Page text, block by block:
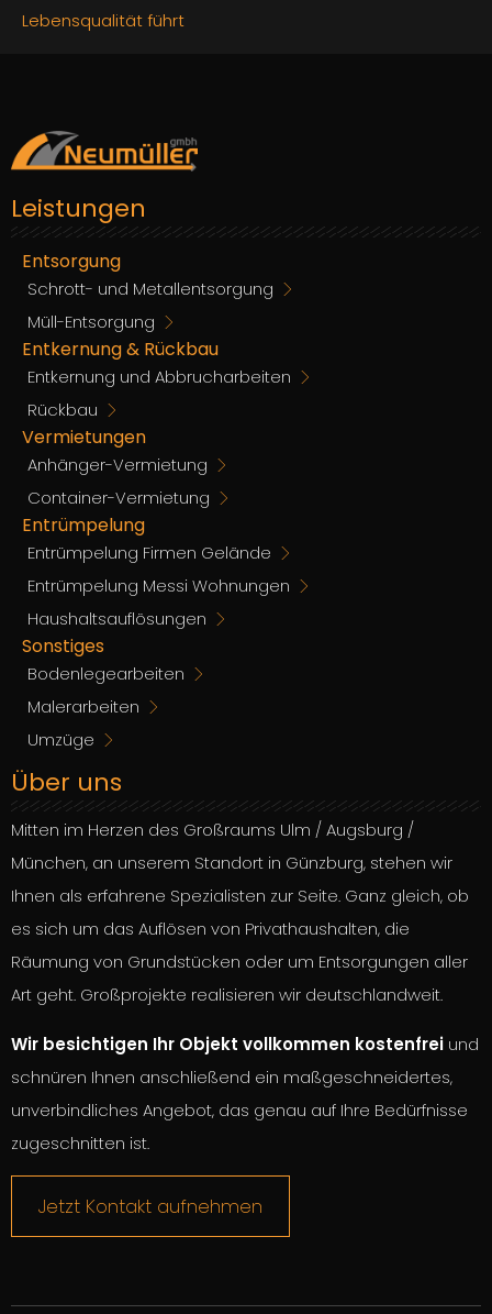
Lebensqualität führt
Leistungen
Entsorgung
Schrott- und Metallentsorgung
Müll-Entsorgung
Entkernung & Rückbau
Entkernung und Abbrucharbeiten
Rückbau
Vermietungen
Anhänger-Vermietung
Container-Vermietung
Entrümpelung
Entrümpelung Firmen Gelände
Entrümpelung Messi Wohnungen
Haushaltsauflösungen
Sonstiges
Bodenlegearbeiten
Malerarbeiten
Umzüge
Über uns
Mitten im Herzen des Großraums Ulm / Augsburg /
München, an unserem Standort in Günzburg, stehen wir
Ihnen als erfahrene Spezialisten zur Seite. Ganz gleich, ob
es sich um das Auflösen von Privathaushalten, die
Räumung von Grundstücken oder um Entsorgungen aller
Art geht. Großprojekte realisieren wir deutschlandweit.
Wir besichtigen Ihr Objekt vollkommen kostenfrei und
schnüren Ihnen anschließend ein maßgeschneidertes,
unverbindliches Angebot, das genau auf Ihre Bedürfnisse
zugeschnitten ist.
Jetzt Kontakt aufnehmen